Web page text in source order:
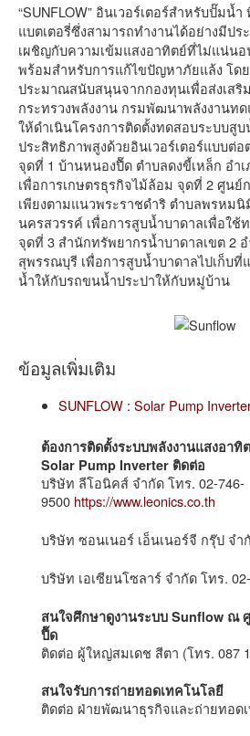
“SUNFLOW” อินเวอร์เตอร์สำหรับปั๊มน้
แบตเตอรี่ซึ่งสามารถทำงานได้อย่างมีป
เผชิญกับความเข้มแสงอาทิตย์ที่ไม่แน่นอ
พร้อมสำหรับการแก้ไขปัญหาภัยแล้ง โด
ประมาณสนับสนุนจากกองทุนเพื่อส่งเสริ
กระทรวงพลังงาน กรมพัฒนาพลังงานท
ให้ดำเนินโครงการติดตั้งทดสอบระบบสู
ประสิทธิภาพสูงด้วยอินเวอร์เตอร์แบบต่
จุดที่ 1 บ้านหนองปื๊ด ตำบลดงขี้เหล็ก อำ
เพื่อการเกษตรธุรกิจไม้ล้อม จุดที่ 2 ศูนย์
เพียงตามแนวพระราชดำริ ตำบลพรหม
นครสวรรค์ เพื่อการสูบน้ำบาดาลเพื่อใช้
จุดที่ 3 สำนักทรัพยากรน้ำบาดาลเขต 2 อ
สุพรรณบุรี เพื่อการสูบน้ำบาดาลไปเก็บที่
น้ำให้กับรถขนน้ำประปาให้กับหมู่บ้าน
ข้อมูลเพิ่มเติม
SUNFLOW : Solar Pump
ต้องการติดตั้งระบบพลังงานแสงอาทิ
Solar Pump Inverter ติดต่อ
บริษัท ลีโอนิคส์ จำกัด โทร. 02-746-
9500 https://www.leonics.co.th
บริษัท ซอนเนอร์ เอ็นเนอร์จี กรุ๊ป จำ
บริษัท เอเซียนโซลาร์ จำกัด โทร.
สนใจศึกษาดูงานระบบ Sunflow ณ
ปื๊ด
ติดต่อ ผู้ใหญ่สมเดช สีตา (โทร. 087
สนใจรับการถ่ายทอดเทคโนโลยี
ติดต่อ ฝ่ายพัฒนาธุรกิจและถ่ายทอด